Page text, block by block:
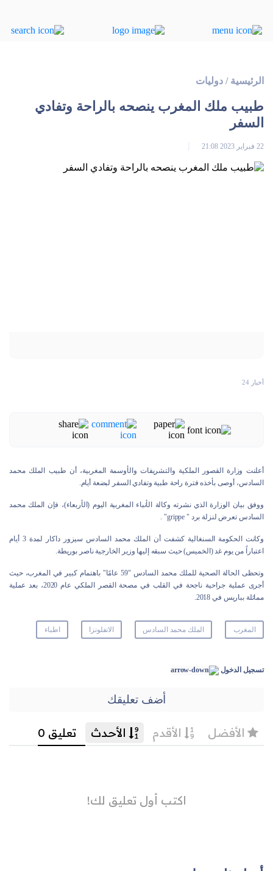
الرئيسية / دوليات
طبيب ملك المغرب ينصحه بالراحة وتفادي
السفر
22 فبراير 2023 21:08
أخبار 24
أعلنت وزارة القصور الملكية والتشريفات والأوسمة المغربية، أن طبيب الملك محمد
السادس، أوصى بأخذه فترة راحة طبية وتفادي السفر لبضعة أيام.
ووفق بيان الوزارة الذي نشرته وكالة الأنباء المغربية اليوم (الأربعاء)، فإن الملك محمد
السادس تعرض لنزلة برد " grippe" .
وكانت الحكومة السنغالية كشفت أن الملك محمد السادس سيزور داكار لمدة 3 أيام
اعتباراً من يوم غد (الخميس) حيث سبقه إليها وزير الخارجية ناصر بوريطة.
وتحظى الحالة الصحية للملك محمد السادس "59 عامًا" باهتمام كبير في المغرب، حيث
أجرى عملية جراحية ناجحة في القلب في مصحة القصر الملكي عام 2020، بعد عملية
مماثلة بباريس في 2018.
المغرب الملك محمد السادس الانفلونزا اطباء
تسجيل الدخول
أضف تعليقك